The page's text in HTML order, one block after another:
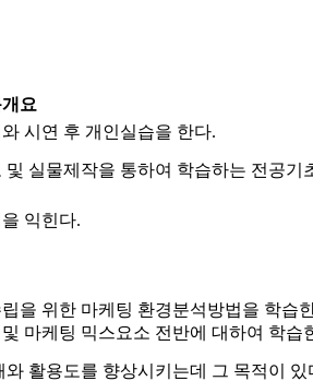
요
시연 후 개인실습을 한다.
실물제작을 통하여 학습하는 전공기
익힌다.
을 위한 마케팅 환경분석방법을 학습
마케팅 믹스요소 전반에 대하여 학습
활용도를 향상시키는데 그 목적이 있